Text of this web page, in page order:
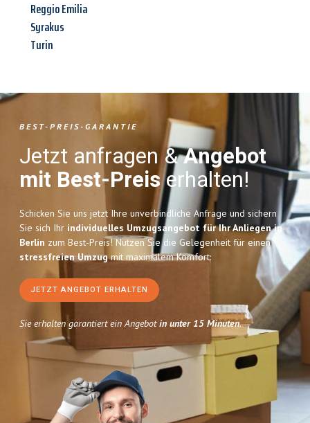
Reggio Emilia
Syrakus
Turin
BEST-PREIS-GARANTIE
Jetzt anfragen &Angebot
mit Best-Preiserhalten!
Schicken Sie uns jetzt Ihre unverbindliche Anfrage und sichern
Sie sich Ihr individuelles Umzugsangebot für Ihr Anliegen in
Berlin zum Best-Preis! Nutzen Sie die Gelegenheit für einen
stressfreien Umzugmit maximalem Komfort:
JETZT ANGEBOT ERHALTEN
Sie erhalten garantiert ein Angebotin unter 15 Minuten.